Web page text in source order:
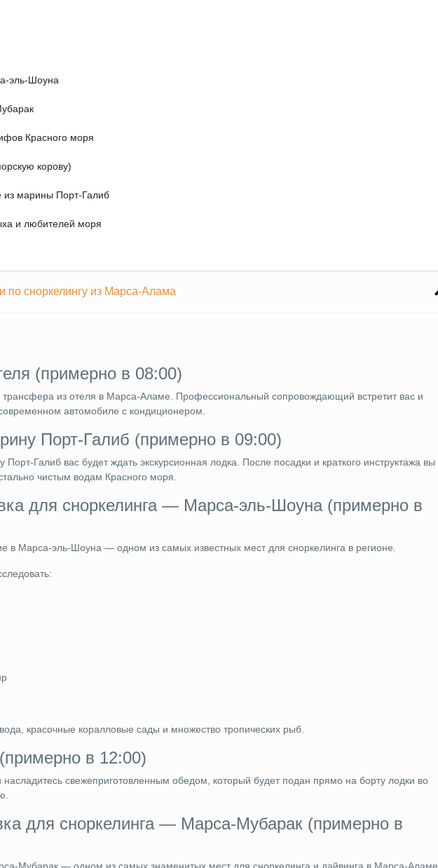
эль-Шоуна
Красного моря
корову)
из марины Порт-Галиб
и любителей моря
по сноркелингу из Марса-Алама
(примерно в 08:00)
из отеля в Марса-Аламе. Профессиональный сопровождающий встретит вас и
автомобиле с кондиционером.
Порт-Галиб (примерно в 09:00)
Галиб вас будет ждать экскурсионная лодка. После посадки и краткого инструктажа вы
чистым водам Красного моря.
для сноркелинга — Марса-эль-Шоуна (примерно в
в Марса-эль-Шоуна — одном из самых известных мест для сноркелинга в регионе.
красочные коралловые сады и множество тропических рыб.
в 12:00)
насладитесь свежеприготовленным обедом, который будет подан прямо на борту лодки во
для сноркелинга — Марса-Мубарак (примерно в